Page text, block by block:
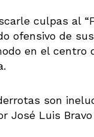
culpas al
ofensivo de
en el centro
son
José Luis